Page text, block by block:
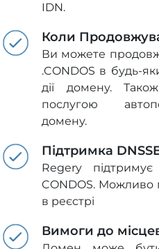
IDN.
Коли
Ви можете
.CONDOS в будь-
дії домену.
послугою
домену.
Підтримка
Regery
CONDOS. Можливо
в реєстрі
Вимоги до